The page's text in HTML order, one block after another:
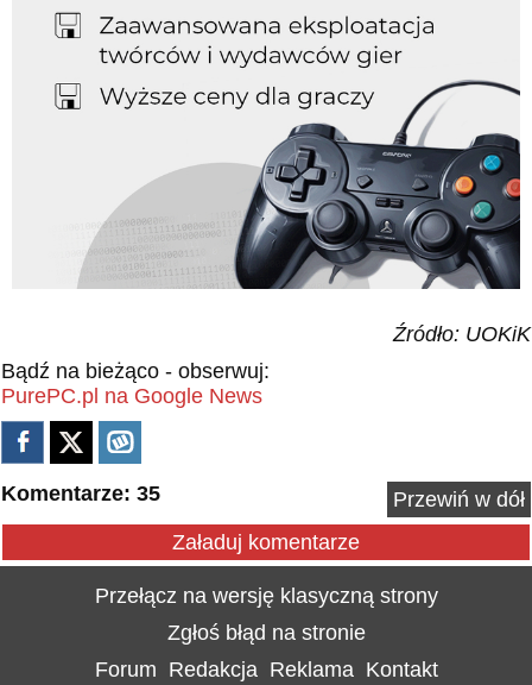
Źródło: UOKiK
Bądź na bieżąco - obserwuj:
PurePC.pl na Google News
Komentarze: 35
Przewiń w dół
Załaduj komentarze
Przełącz na wersję klasyczną strony
Zgłoś błąd na stronie
Forum Redakcja Reklama Kontakt